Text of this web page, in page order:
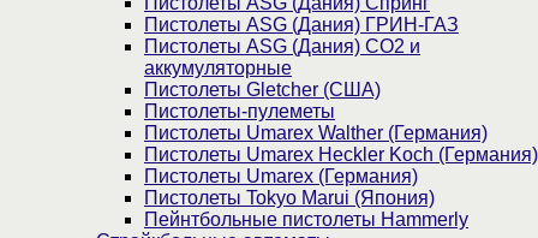
Пистолеты ASG (Дания) ГРИН-ГАЗ
Пистолеты ASG (Дания) CO2 и
аккумуляторные
Пистолеты Gletcher (США)
Пистолеты-пулеметы
Пистолеты Umarex Walther (Германия)
Пистолеты Umarex Heckler Koch (Германия)
Пистолеты Umarex (Германия)
Пистолеты Tokyo Marui (Япония)
Пейнтбольные пистолеты Hammerly